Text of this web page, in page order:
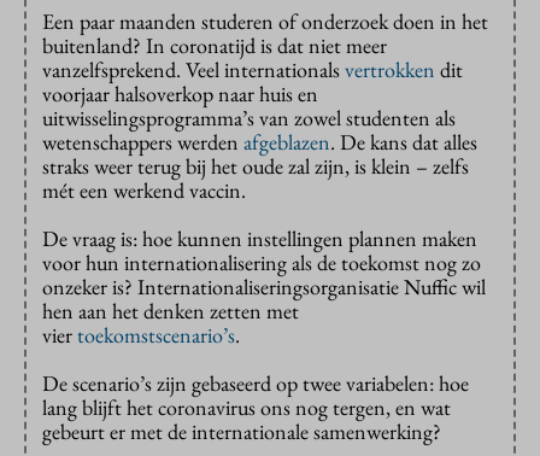
Een paar maanden studeren of onderzoek doen in het
buitenland? In coronatijd is dat niet meer
vanzelfsprekend. Veel internationalsvertrokken dit
voorjaar halsoverkop naar huis en
uitwisselingsprogramma’s van zowel studenten als
wetenschappers werden afgeblazen. De kans dat alles
straks weer terug bij het oude zal zijn, is klein – zelfs
mét een werkend vaccin.
De vraag is: hoe kunnen instellingen plannen maken
voor hun internationalisering als de toekomst nog zo
onzeker is? Internationaliseringsorganisatie Nuffic wil
hen aan het denken zetten met
viertoekomstscenario’s.
De scenario’s zijn gebaseerd op twee variabelen: hoe
lang blijft het coronavirus ons nog tergen, en wat
gebeurt er met de internationale samenwerking?